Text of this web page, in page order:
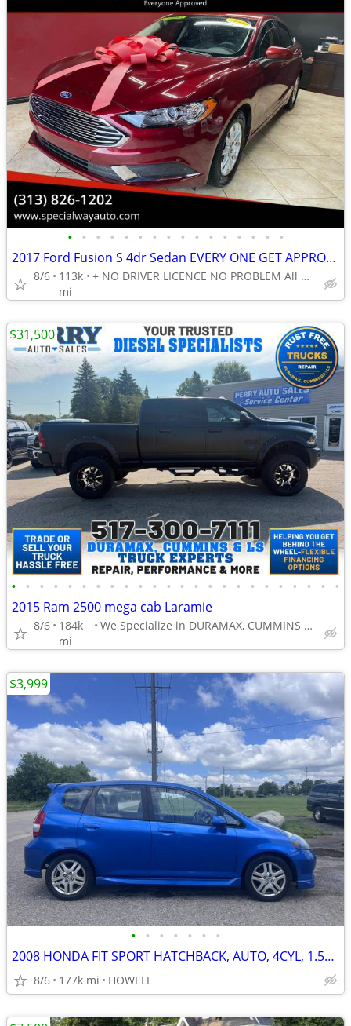
• • • • • • • • • • • • • • • •
2017 Ford Fusion S 4dr Sedan EVERY ONE GET APPROVED 0 DOWN
8/6
113k
mi
+ NO DRIVER LICENCE NO PROBLEM All DONE IN HOUSE PLATE TITLE
• • • • • • • • • • • • • • • • • • • • • • • •
2015 Ram 2500 mega cab Laramie
8/6
184k
mi
We Specialize in DURAMAX, CUMMINS & LS TRUCKS
$31,500
• • • • • • •
2008 HONDA FIT SPORT HATCHBACK, AUTO, 4CYL, 1.5L, CLEAN, RUNS GOOD
8/6 177k mi HOWELL
$3,999